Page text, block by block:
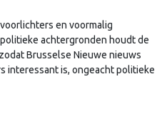
vooral omdat …
en voormalig
achtergronden houdt de
Brusselse Nieuwe nieuws
interessant is, ongeacht politieke